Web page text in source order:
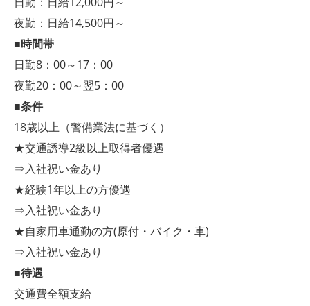
夜勤：日給14,500円～
■時間帯
日勤8：00～17：00
夜勤20：00～翌5：00
■条件
18歳以上（警備業法に基づく）
★交通誘導2級以上取得者優遇
⇒入社祝い金あり
★経験1年以上の方優遇
⇒入社祝い金あり
★自家用車通勤の方(原付・バイク・車)
⇒入社祝い金あり
■待遇
交通費全額支給